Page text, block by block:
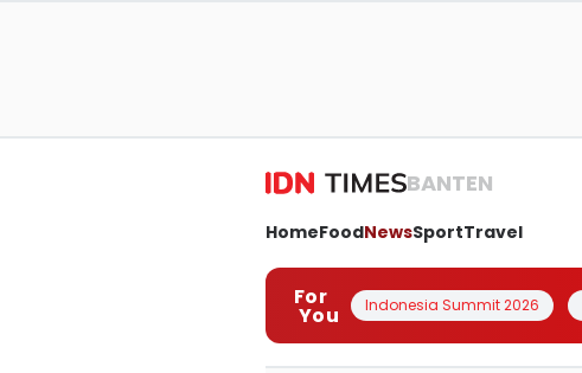
BANTEN
HomeFoodNewsSportTravel
For
You Indonesia Summit 2026